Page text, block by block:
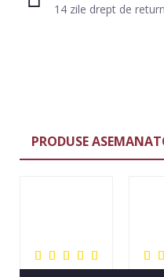
14 zile drept de
PRODUSE